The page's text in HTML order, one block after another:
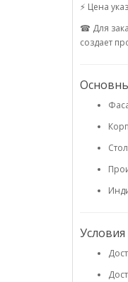
⚡ Цена
☎ Для
создает
Условия